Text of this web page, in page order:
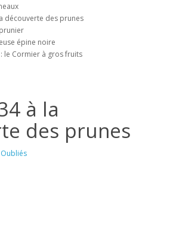
découverte des prunes
épine noire
le Cormier à gros fruits
à la
des prunes